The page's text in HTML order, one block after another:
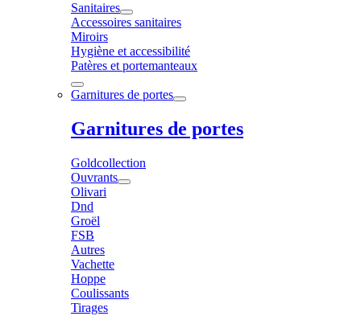
Sanitaires
Accessoires sanitaires
Miroirs
Hygiène et accessibilité
Patères et portemanteaux
Garnitures de portes
Garnitures de portes
Goldcollection
Ouvrants
Olivari
Dnd
Groël
FSB
Autres
Vachette
Hoppe
Coulissants
Tirages